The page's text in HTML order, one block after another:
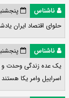
ناشناس
پنجشنبه ۱۰ مهر ۱۴۰۴
حلوای اقتصاد ایران
ناشناس
پنجشنبه ۱۰ مهر ۱۴۰۴
یک عده زندگی وحدت و
اسراییل وامر یکا هستند